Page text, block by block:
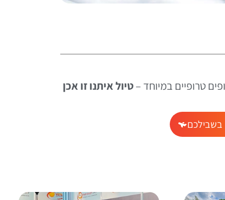
טרופיים במיוחד –טיול איתנו זו אכן
בשבילכם